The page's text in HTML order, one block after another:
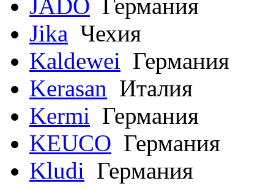
JADO Германия
Jika Чехия
Kaldewei Германия
Kerasan Италия
Kermi Германия
KEUCO Германия
Kludi Германия